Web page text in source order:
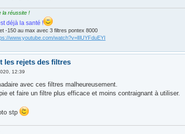
la réussite !
déjà la santé !
-150 au max avec 3 filtres pontex 8000
www.youtube.com/watch?v=lIlUYFduEYI
les rejets des filtres
12:39
avec ces filtres malheureusement.
et faire un filtre plus efficace et moins contraignant à utiliser.
stp